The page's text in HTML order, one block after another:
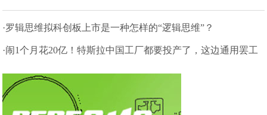
·罗辑思维拟科创板上市是一种怎样的“逻辑思维”？
·闹1个月花20亿！特斯拉中国工厂都要投产了，这边通用罢工
才和解